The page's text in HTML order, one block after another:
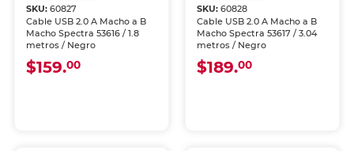
SKU:60827
Cable USB 2.0 A Macho a B
Macho Spectra 53616 / 1.8
metros / Negro
$159.00
SKU: 60828
Cable USB 2.0 A Macho a B
Macho Spectra 53617 / 3.04
metros / Negro
$189.00